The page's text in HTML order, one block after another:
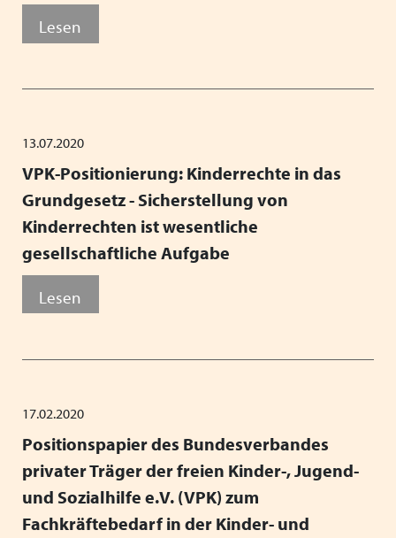
Lesen
13.07.2020
VPK-Positionierung: Kinderrechte in das
Grundgesetz - Sicherstellung von
Kinderrechten ist wesentliche
gesellschaftliche Aufgabe
Lesen
17.02.2020
Positionspapier des Bundesverbandes
privater Träger der freien Kinder-, Jugend-
und Sozialhilfe e.V. (VPK) zum
Fachkräftebedarf in der Kinder- und